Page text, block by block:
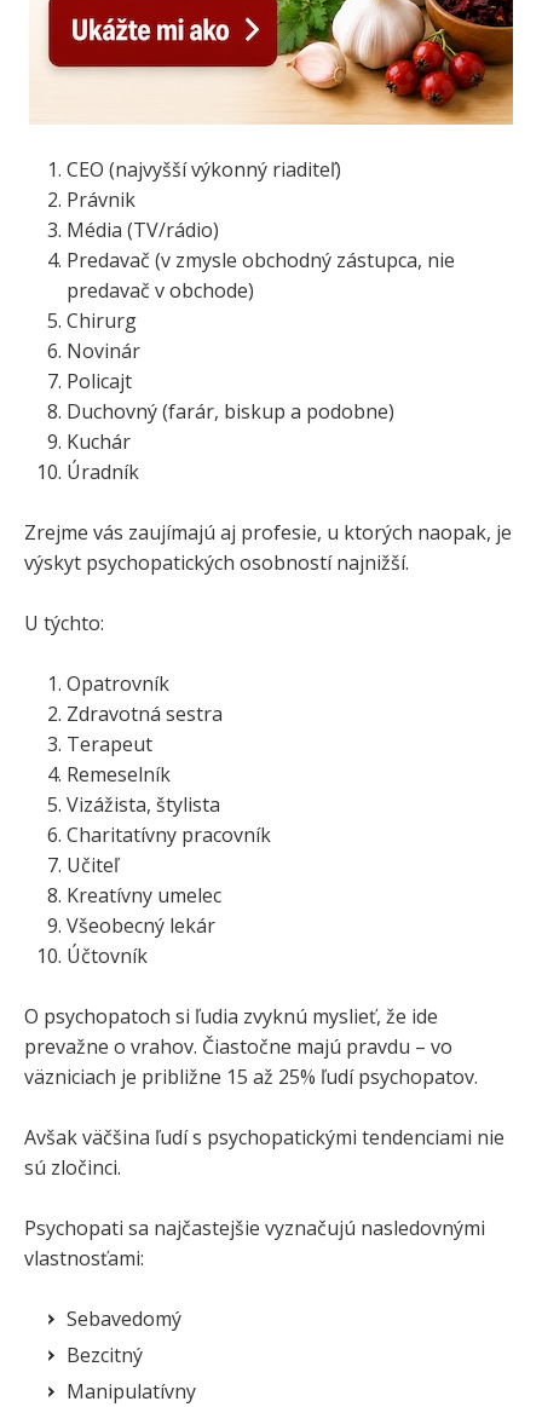
CEO (najvyšší výkonný riaditeľ)
Právnik
Média (TV/rádio)
Predavač (v zmysle obchodný zástupca, nie
predavač v obchode)
Chirurg
Novinár
Policajt
Duchovný (farár, biskup a podobne)
Kuchár
Úradník
Zrejme vás zaujímajú aj profesie, u ktorých naopak, je
výskyt psychopatických osobností najnižší.
U týchto:
Opatrovník
Zdravotná sestra
Terapeut
Remeselník
Vizážista, štylista
Charitatívny pracovník
Učiteľ
Kreatívny umelec
Všeobecný lekár
Účtovník
O psychopatoch si ľudia zvyknú myslieť, že ide
prevažne o vrahov. Čiastočne majú pravdu – vo
väzniciach je približne 15 až 25% ľudí psychopatov.
Avšak väčšina ľudí s psychopatickými tendenciami nie
sú zločinci.
Psychopati sa najčastejšie vyznačujú nasledovnými
vlastnosťami:
Sebavedomý
Bezcitný
Manipulatívny